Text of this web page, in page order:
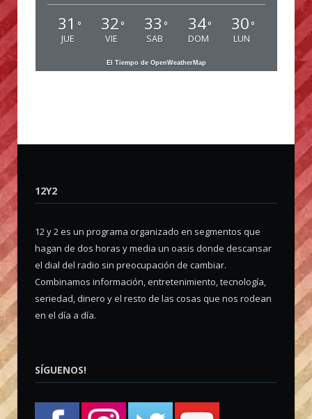
31 °
JUE
32 °
VIE
33 °
SAB
34°
DOM
30 °
LUN
El Tiempo de OpenWeatherMap
12Y2
12 y 2 es un programa organizado en segmentos que
hagan de dos horas y media un oasis donde descansar
el dial del radio sin preocupación de cambiar.
Combinamos información, entretenimiento, tecnología,
seriedad, dinero y el resto de las cosas que nos rodean
en el día a día.
SÍGUENOS!